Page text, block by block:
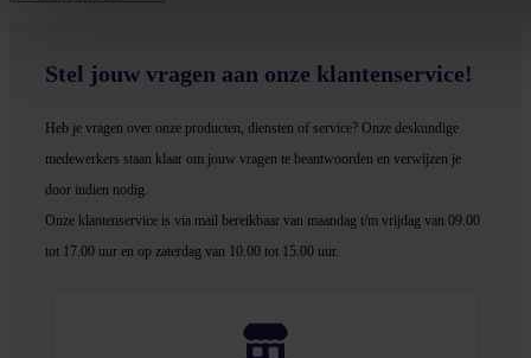
Stel jouw vragen aan onze klantenservice!
Heb je vragen over onze producten, diensten of service? Onze deskundige
medewerkers staan klaar om jouw vragen te beantwoorden en verwijzen je
door indien nodig.
Onze klantenservice is via mail bereikbaar van maandag t/m vrijdag van 09.00
tot 17.00 uur en op zaterdag van 10.00 tot 15.00 uur.